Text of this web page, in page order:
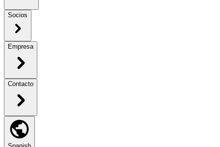
Socios
Empresa
Contacto